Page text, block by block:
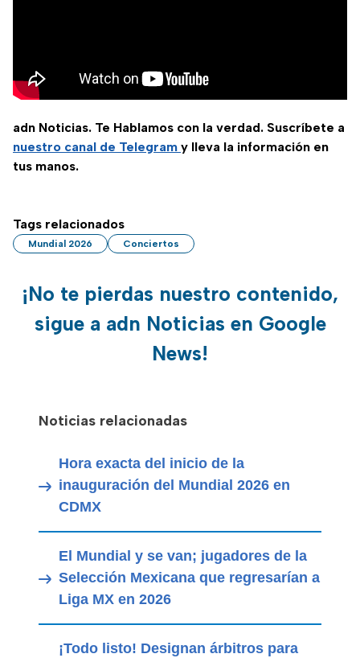
adn Noticias. Te Hablamos con la verdad. Suscríbete a
nuestro canal de Telegram y lleva la información en
tus manos.
Tags relacionados
Mundial 2026 Conciertos
¡No te pierdas nuestro contenido,
sigue a adn Noticias en Google
News!
Noticias relacionadas
Hora exacta del inicio de la
inauguración del Mundial 2026 en
CDMX
El Mundial y se van; jugadores de la
Selección Mexicana que regresarían a
Liga MX en 2026
¡Todo listo! Designan árbitros para